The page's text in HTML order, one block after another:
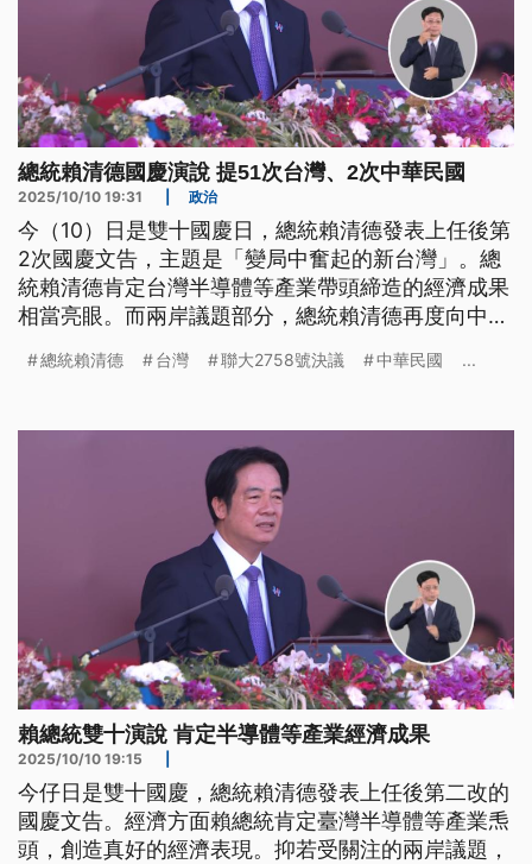
總統賴清德國慶演說 提51次台灣、2次中華民國
2025/10/10 19:31 政治
今（10）日是雙十國慶日，總統賴清德發表上任後第
2次國慶文告，主題是「變局中奮起的新台灣」。總
統賴清德肯定台灣半導體等產業帶頭締造的經濟成果
相當亮眼。而兩岸議題部分，總統賴清德再度向中國
隸屬」，篇幅也較以往縮減，演說中提及「台灣」則
總統賴清德 台灣 聯大2758號決議 中華民國 ...
賴總統雙十演說 肯定半導體等產業經濟成果
2025/10/10 19:15
今仔日是雙十國慶，總統賴清德發表上任後第二改的
國慶文告。經濟方面賴總統肯定臺灣半導體等產業𤆬
頭，創造真好的經濟表現。抑若受關注的兩岸議題，